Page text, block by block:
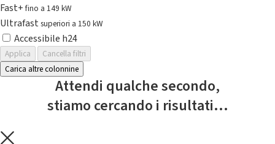
Fast+fino a 149 kW
Ultrafast superiori a 150 kW
Accessibile h24
Applica
Cancella filtri
Carica altre colonnine
Attendi qualche secondo,
stiamo cercando i risultati...